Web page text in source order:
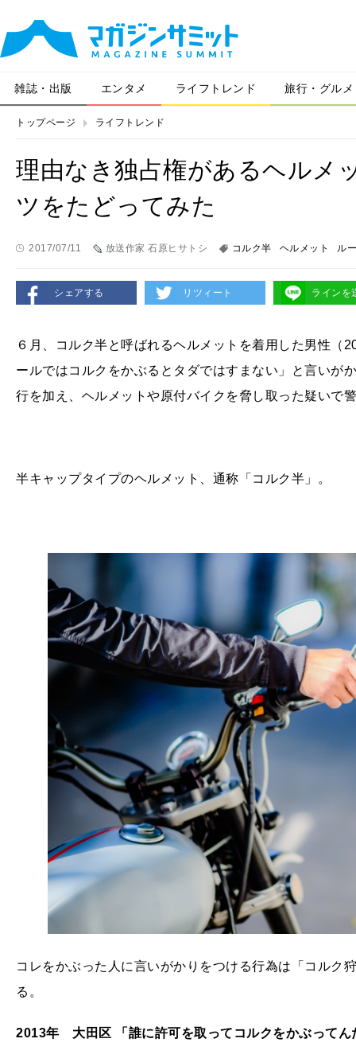
雑誌・出版 エンタメ ライフトレンド 旅行・グルメ
トップページ ライフトレンド
理由なき独占権があるヘルメ
ツをたどってみた
2017/07/11 放送作家 石原ヒサトシ コルク半 ヘルメット ル
シェアする リツィート ラインを
６月、コルク半と呼ばれるヘルメットを着用した男性（
ールではコルクをかぶるとタダではすまない」と言いが
行を加え、ヘルメットや原付バイクを脅し取った疑いで
半キャップタイプのヘルメット、通称「コルク半」。
コレをかぶった人に言いがかりをつける行為は「コルク
る。
2013年 大田区 「誰に許可を取ってコルクをかぶってん